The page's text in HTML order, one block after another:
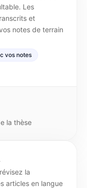
Les
et
notes de terrain
vos notes
la thèse
la
articles en langue